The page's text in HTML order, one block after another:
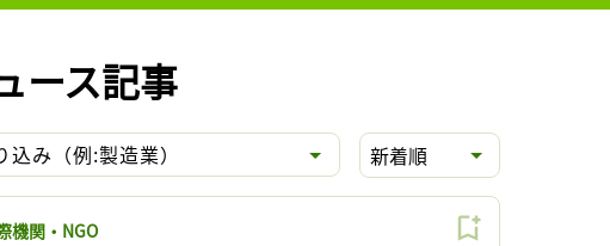
ース記事
込み（例:製造業） 新着順
機関・NGO